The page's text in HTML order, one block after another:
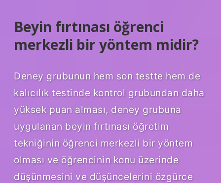
Beyin fırtınası öğrenci
merkezli bir yöntem midir?
Deney grubunun hem son testte hem de
kalıcılık testinde kontrol grubundan daha
yüksek puan alması, deney grubuna
uygulanan beyin fırtınası öğretim
tekniğinin öğrenci merkezli bir yöntem
olması ve öğrencinin konu üzerinde
düşünmesini ve düşüncelerini özgürce